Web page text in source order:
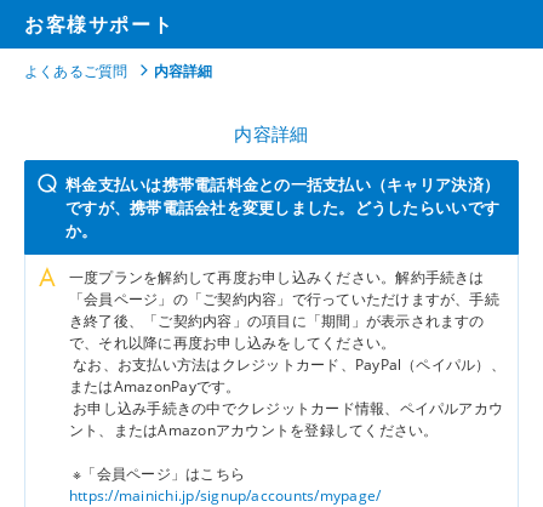
お客様サポート
よくあるご質問 内容詳細
内容詳細
料金支払いは携帯電話料金との一括支払い（キャリア決済）
ですが、携帯電話会社を変更しました。どうしたらいいです
か。
一度プランを解約して再度お申し込みください。解約手続きは
「会員ページ」の「ご契約内容」で行っていただけますが、手続
き終了後、「ご契約内容」の項目に「期間」が表示されますの
で、それ以降に再度お申し込みをしてください。
なお、お支払い方法はクレジットカード、PayPal（ペイパル）、
またはAmazonPayです。
お申し込み手続きの中でクレジットカード情報、ペイパルアカウ
ント、またはAmazonアカウントを登録してください。
※「会員ページ」はこちら
https://mainichi.jp/signup/accounts/mypage/